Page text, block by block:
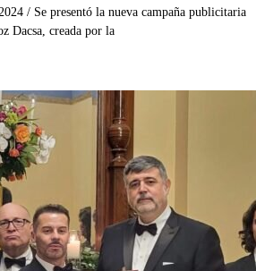
/ Se presentó la nueva campaña publicitaria
Dacsa, creada por la